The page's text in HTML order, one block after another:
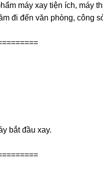
máy xay tiện ích, máy
đi đến văn phòng,
bắt đầu xay.